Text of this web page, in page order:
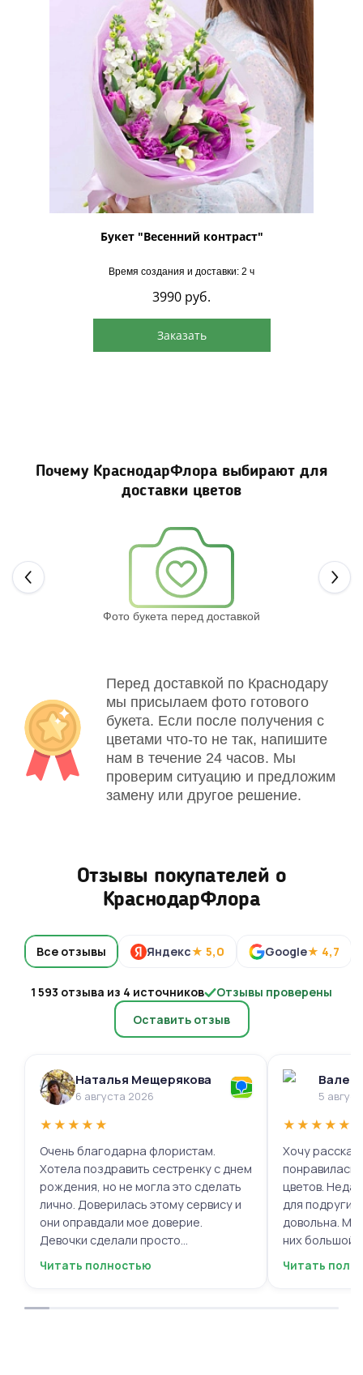
Букет "Весенний контраст"
Время создания и доставки: 2 ч
3990 руб.
Заказать
Почему КраснодарФлора выбирают для
доставки цветов
Фото букета перед доставкой
Перед доставкой по Краснодару
мы присылаем фото готового
букета. Если после получения с
цветами что-то не так, напишите
нам в течение 24 часов. Мы
проверим ситуацию и предложим
замену или другое решение.
Отзывы покупателей о
КраснодарФлора
Все отзывы Яндекс★ 5,0 Google★ 4,7
1 593 отзыва из 4 источников
Отзывы проверены
Оставить отзыв
Наталья Мещерякова
6 августа 2026
★★★★★
Очень благодарна флористам.
Хотела поздравить сестренку с днем
рождения, но не могла это сделать
лично. Доверилась этому сервису и
они оправдали мое доверие.
Девочки сделали просто
фантастическую цветочную
для согласования. Все заботливо
Читать полностью
5
★★★★★
Хочу
понравилась
цветов.
для подруги,
довольна.
них большой
композиций,
Читать